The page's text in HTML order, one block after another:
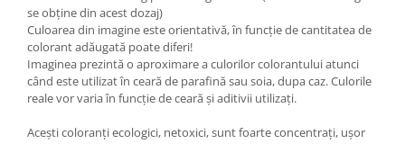
se obține din acest dozaj)
Culoarea din imagine este orientativă, în funcție de cantitatea de
colorant adăugată poate diferi!
Imaginea prezintă o aproximare a culorilor colorantului atunci
când este utilizat în ceară de parafină sau soia, dupa caz. Culorile
reale vor varia în funcție de ceară și aditivii utilizați.
Acești coloranți ecologici, netoxici, sunt foarte concentrați, ușor